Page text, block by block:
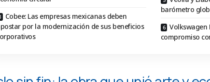
Cobee: Las empresas mexicanas deben
por la modernización de sus beneficios
barómetro
Volkswagen
compromiso